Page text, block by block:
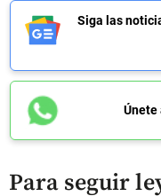
Siga las
Únete
Para seguir